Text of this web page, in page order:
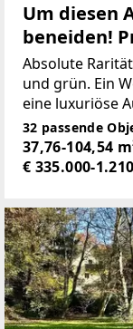
Um diesen
beneiden!
Absolute
und grün. Ein
eine luxuriöse
sehr
in einem eigens
32 passende
37,76-104,54
€ 335.000-